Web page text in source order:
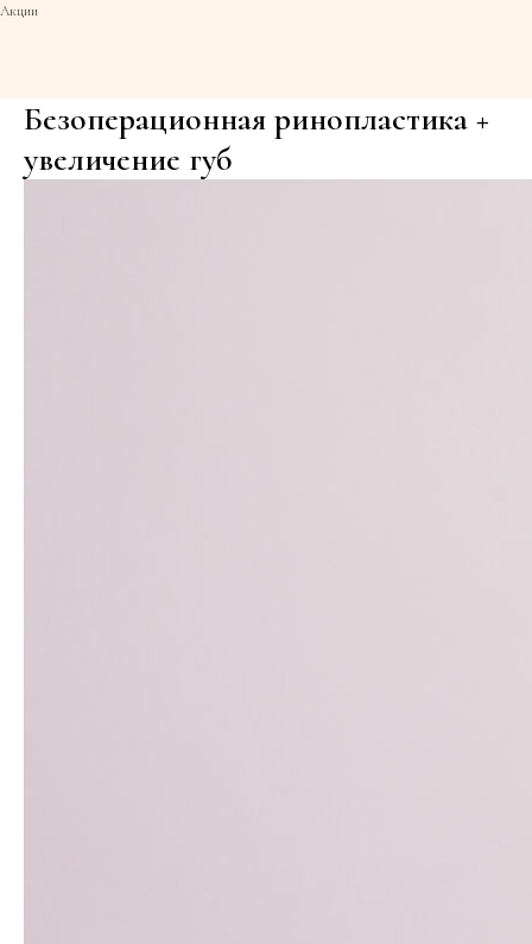
Акции
Безоперационная ринопластика +
увеличение губ